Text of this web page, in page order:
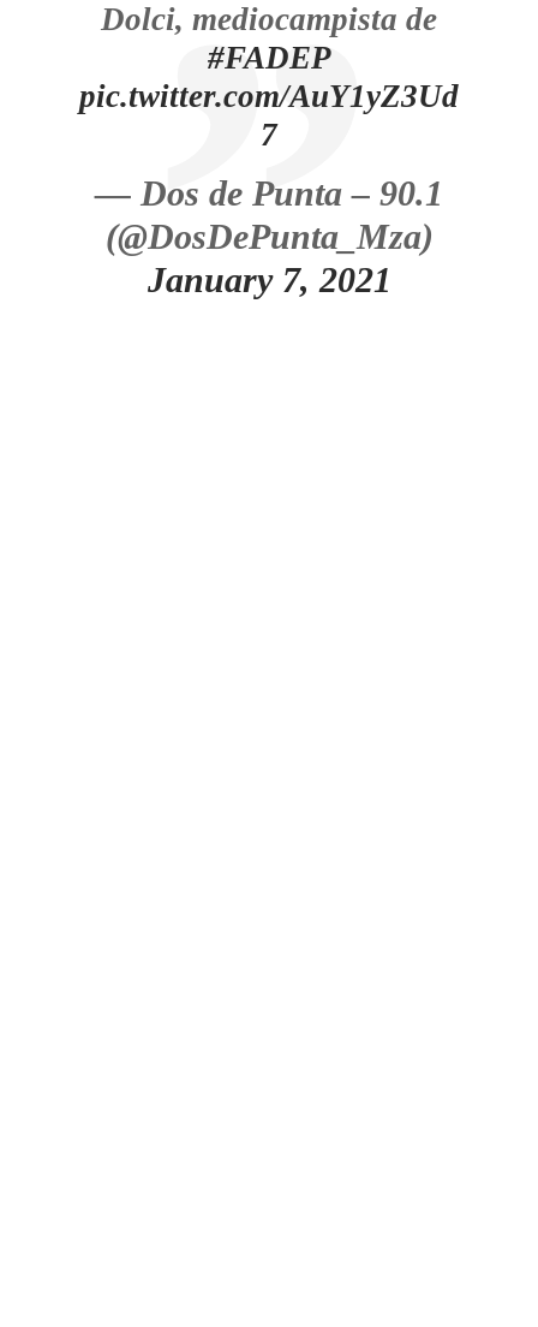
Dolci, mediocampista de
#FADEP
pic.twitter.com/AuY1yZ3Ud
7
— Dos de Punta – 90.1
(@DosDePunta_Mza)
January 7, 2021